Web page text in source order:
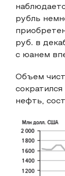
рубль
руб. в
с юанем
Объем
нефть,